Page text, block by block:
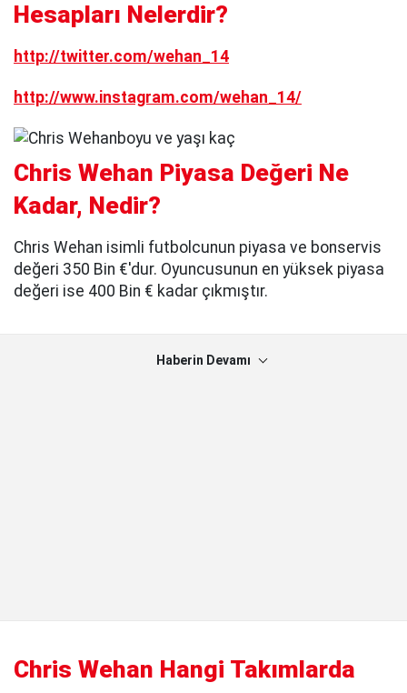
Hesapları Nelerdir?
http://twitter.com/wehan_14
http://www.instagram.com/wehan_14/
Chris Wehan Piyasa Değeri Ne
Kadar, Nedir?
Chris Wehan isimli futbolcunun piyasa ve bonservis
değeri 350 Bin €'dur. Oyuncusunun en yüksek piyasa
değeri ise 400 Bin € kadar çıkmıştır.
Haberin Devamı
Chris Wehan Hangi Takımlarda